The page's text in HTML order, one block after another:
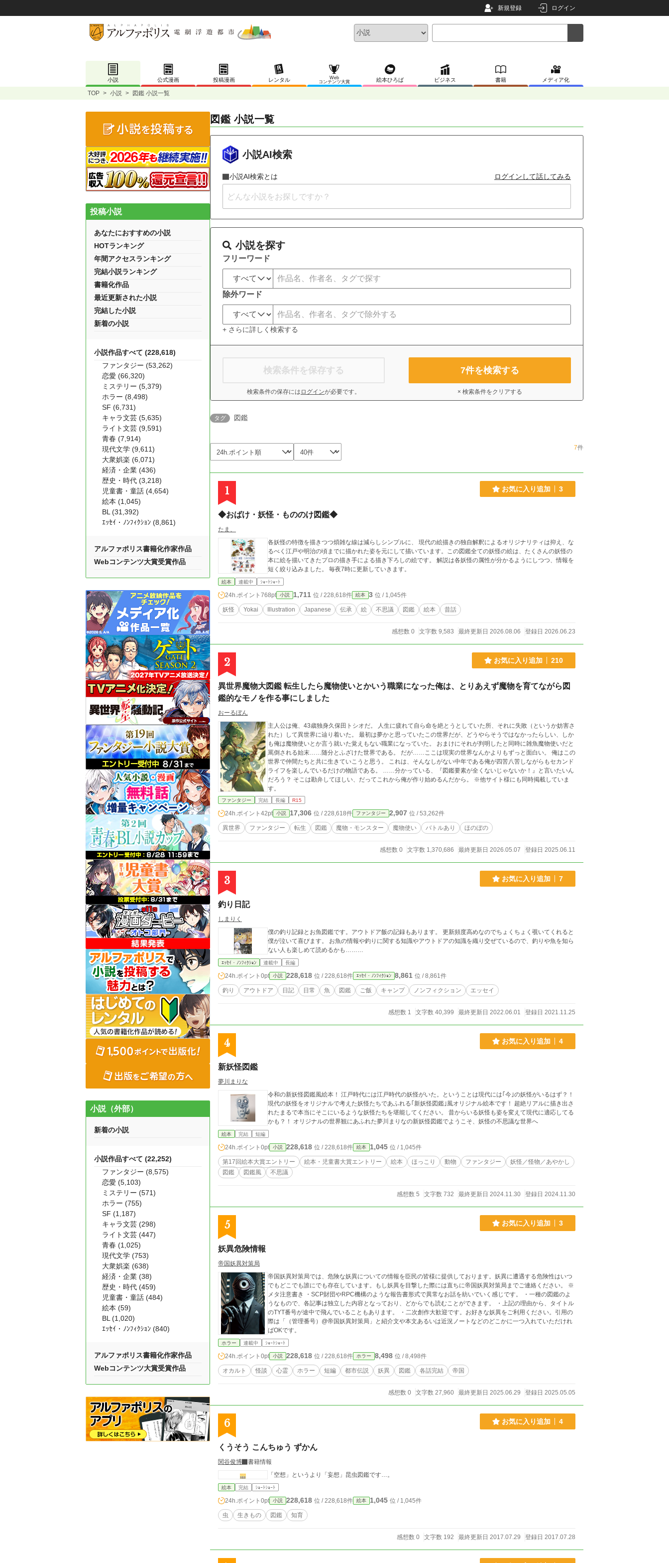
新規登録 ログイン
小説 公式漫画 投稿漫画 レンタル
Web
コンテンツ大賞
絵本ひろば ビジネス 書籍 メディア化
TOP > 小説 > 図鑑 小説一覧
図鑑 小説一覧
小説AI検索
小説AI検索とは ログインして話してみる
小説を探す
フリーワード
除外ワード
+ さらに詳しく検索する
検索条件を保存する
検索条件の保存には ログインが必要です。
7件を検索する
× 検索条件をクリアする
タグ 図鑑
7件
1 お気に入り追加 3
◆おばけ・妖怪・もののけ図鑑◆
たま、
各妖怪の特徴を描きつつ煩雑な線は減らしシンプルに、 現代の絵描きの独自解釈によるオリジナリティは抑え、な
るべく江戸や明治の頃までに描かれた姿を元にして描いています。この図鑑全ての妖怪の絵は、たくさんの妖怪の
本に絵を描いてきたプロの描き手による描き下ろしの絵です。 解説は各妖怪の属性が分かるようにしつつ、情報を
短く絞り込みました。 毎夜7時に更新していきます。
絵本 連載中 ｼｮｰﾄｼｮｰﾄ
24h.ポイント 768pt 小説 1,711 位 / 228,618件 絵本 3 位 / 1,045件
妖怪 Yokai Illustration Japanese 伝承 絵 不思議 図鑑 絵本 昔話
感想数 0 文字数 9,583 最終更新日 2026.08.06 登録日 2026.06.23
2 お気に入り追加 210
異世界魔物大図鑑 転生したら魔物使いとかいう職業になった俺は、とりあえず魔物を育てながら図
鑑的なモノを作る事にしました
おーるぼん
主人公は俺、43歳独身久保田トシオだ。 人生に疲れて自ら命を絶とうとしていた所、それに失敗（というか妨害さ
れた）して異世界に辿り着いた。 最初は夢かと思っていたこの世界だが、どうやらそうではなかったらしい、しか
も俺は魔物使いとか言う就いた覚えもない職業になっていた。 おまけにそれが判明したと同時に雑魚魔物使いだと
罵倒される始末……随分とふざけた世界である。 だが……ここは現実の世界なんかよりもずっと面白い。 俺はこの
世界で仲間たちと共に生きていこうと思う。 これは、そんなしがない中年である俺が四苦八苦しながらもセカンド
ライフを楽しんでいるだけの物語である。 ……分かっている、『図鑑要素が全くないじゃないか！』と言いたいん
だろう？ そこは勘弁してほしい、だってこれから俺が作り始めるんだから。 ※他サイト様にも同時掲載していま
す。
ファンタジー 完結 長編 R15
24h.ポイント 42pt 小説 17,306 位 / 228,618件 ファンタジー 2,907 位 / 53,262件
異世界 ファンタジー 転生 図鑑 魔物・モンスター 魔物使い バトルあり ほのぼの
感想数 0 文字数 1,370,686 最終更新日 2026.05.07 登録日 2025.06.11
3 お気に入り追加 7
釣り日記
しまりく
僕の釣り記録とお魚図鑑です。アウトドア飯の記録もあります。 更新頻度高めなのでちょくちょく覗いてくれると
僕が泣いて喜びます。 お魚の情報や釣りに関する知識やアウトドアの知識を織り交ぜているので、釣りや魚を知ら
ない人も楽しめて読めるかも………
ｴｯｾｲ・ﾉﾝﾌｨｸｼｮﾝ 連載中 長編
24h.ポイント 0pt 小説 228,618 位 / 228,618件 ｴｯｾｲ・ﾉﾝﾌｨｸｼｮﾝ 8,861 位 / 8,861件
釣り アウトドア 日記 日常 魚 図鑑 ご飯 キャンプ ノンフィクション エッセイ
感想数 1 文字数 40,399 最終更新日 2022.06.01 登録日 2021.11.25
4 お気に入り追加 4
新妖怪図鑑
夢川まりな
令和の新妖怪図鑑風絵本！ 江戸時代には江戸時代の妖怪がいた。ということは現代には｢今｣の妖怪がいるはず？！
現代の妖怪をオリジナルで考えた妖怪たちであふれる｢新妖怪図鑑｣風オリジナル絵本です！ 超絶リアルに描き出さ
れたまるで本当にそこにいるような妖怪たちを堪能してください。 昔からいる妖怪も姿を変えて現代に適応してる
かも？！ オリジナルの世界観にあふれた夢川まりなの新妖怪図鑑でようこそ、妖怪の不思議な世界へ
絵本 完結 短編
24h.ポイント 0pt 小説 228,618 位 / 228,618件 絵本 1,045 位 / 1,045件
第17回絵本大賞エントリー 絵本・児童書大賞エントリー 絵本 ほっこり 動物 ファンタジー
妖怪／怪物／あやかし
図鑑
図鑑風 不思議
感想数 5 文字数 732 最終更新日 2024.11.30 登録日 2024.11.30
5 お気に入り追加 3
妖異危険情報
帝国妖異対策局
帝国妖異対策局では、危険な妖異についての情報を臣民の皆様に提供しております。妖異に遭遇する危険性はいつ
でもどこでも誰にでも存在しています。もし妖異を目撃した際には直ちに帝国妖異対策局までご連絡ください。 ※
メタ注意書き ・SCP財団やRPC機構のような報告書形式で異常なお話を紡いでいく感じです。 ・一種の図鑑のよ
うなもので、各記事は独立した内容となっており、どからでも読むことができます。 ・上記の理由から、タイトル
のTYT番号が途中で飛んでいることもあります。 ・二次創作大歓迎です。お好きな妖異をご利用ください。引用の
際は「（管理番号）@帝国妖異対策局」と紹介文や本文あるいは近況ノートなどのどこかに一つ入れていただけれ
ばOKです。
ホラー 連載中 ｼｮｰﾄｼｮｰﾄ
24h.ポイント 0pt 小説 228,618 位 / 228,618件 ホラー 8,498 位 / 8,498件
オカルト 怪談 心霊 ホラー 短編 都市伝説 妖異 図鑑 各話完結 帝国
感想数 0 文字数 27,960 最終更新日 2025.06.29 登録日 2025.05.05
6 お気に入り追加 4
くうそう こんちゅう ずかん
関谷俊博
書籍情報
「空想」というより「妄想」昆虫図鑑です…。
絵本 完結 ｼｮｰﾄｼｮｰﾄ
24h.ポイント 0pt 小説 228,618 位 / 228,618件 絵本 1,045 位 / 1,045件
虫 生きもの 図鑑 知育
感想数 0 文字数 192 最終更新日 2017.07.29 登録日 2017.07.28
投稿小説
あなたにおすすめの小説
HOTランキング
年間アクセスランキング
完結小説ランキング
書籍化作品
最近更新された小説
完結した小説
新着の小説
小説作品すべて (228,618)
ファンタジー (53,262)
恋愛 (66,320)
ミステリー (5,379)
ホラー (8,498)
SF (6,731)
キャラ文芸 (5,635)
ライト文芸 (9,591)
青春 (7,914)
現代文学 (9,611)
大衆娯楽 (6,071)
経済・企業 (436)
歴史・時代 (3,218)
児童書・童話 (4,654)
絵本 (1,045)
BL (31,392)
ｴｯｾｲ・ﾉﾝﾌｨｸｼｮﾝ (8,861)
アルファポリス書籍化作家作品
Webコンテンツ大賞受賞作品
小説（外部）
新着の小説
小説作品すべて (22,252)
ファンタジー (8,575)
恋愛 (5,103)
ミステリー (571)
ホラー (755)
SF (1,187)
キャラ文芸 (298)
ライト文芸 (447)
青春 (1,025)
現代文学 (753)
大衆娯楽 (638)
経済・企業 (38)
歴史・時代 (459)
児童書・童話 (484)
絵本 (59)
BL (1,020)
ｴｯｾｲ・ﾉﾝﾌｨｸｼｮﾝ (840)
アルファポリス書籍化作家作品
Webコンテンツ大賞受賞作品